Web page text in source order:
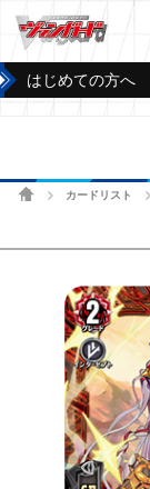
はじめての方へ
ホームカードリスト